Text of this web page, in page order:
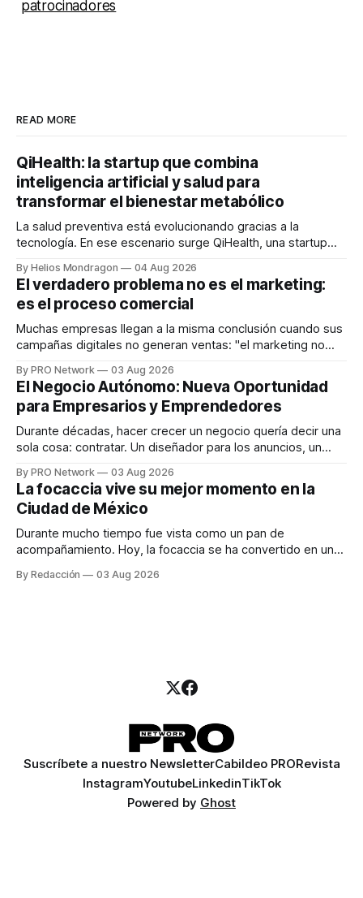
patrocinadores
READ MORE
QiHealth: la startup que combina
inteligencia artificial y salud para
transformar el bienestar metabólico
La salud preventiva está evolucionando gracias a la
tecnología. En ese escenario surge QiHealth, una startup
dispositivos inteligentes, inteligencia artificial y monitoreo
en tiempo real para ayudar a las personas a tomar mejores
decisiones sobre su salud metabólica. Su propuesta busca
responder
By Helios Mondragon 04 Aug 2026
El verdadero problema no es el marketing:
es el proceso comercial
Muchas empresas llegan a la misma conclusión cuando sus
campañas digitales no generan ventas: "el marketing no
INTERIUS, el problema suele estar en otro lugar. Durante
una entrevista para el podcast SER PRO, el especialista en
marketing digital explicó que
By PRO Network 03 Aug 2026
El Negocio Autónomo: Nueva Oportunidad
para Empresarios y Emprendedores
Durante décadas, hacer crecer un negocio quería decir una
sola cosa: contratar. Un diseñador para los anuncios, un
para los textos, alguien que supiera de publicidad digital
para encontrar prospectos, un vendedor para atender
llamadas y mensajes, y —con suerte— una persona
By PRO Network 03 Aug 2026
La focaccia vive su mejor momento en la
Ciudad de México
Durante mucho tiempo fue vista como un pan de
acompañamiento. Hoy, la focaccia se ha convertido en uno
artesanal, ingredientes de calidad y experiencias que
By Redacción 03 Aug 2026
Suscríbete a nuestro NewsletterCabildeo PRORevista
InstagramYoutubeLinkedinTikTok
Powered by Ghost